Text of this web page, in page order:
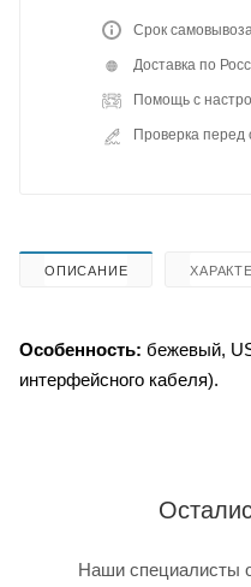
Срок
Доставка по
Помощь с
Проверка перед
ОПИСАНИЕ
Особенность: бежевый,
интерфейсного кабеля).
Наши специалисты